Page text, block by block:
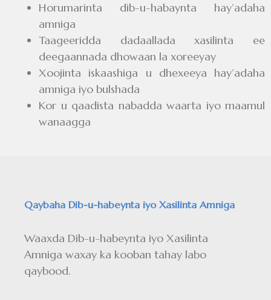
Horumarinta dib-u-habaynta hay’adaha
amniga
Taageeridda dadaallada xasilinta ee
deegaannada dhowaan la xoreeyay
Xoojinta iskaashiga u dhexeeya hay’adaha
amniga iyo bulshada
Kor u qaadista nabadda waarta iyo maamul
wanaagga
Qaybaha Dib-u-habeynta iyo Xasilinta Amniga
Waaxda Dib-u-habeynta iyo Xasilinta
Amniga waxay ka kooban tahay labo
qaybood.